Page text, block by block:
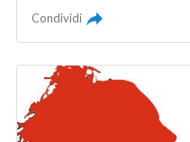
Condividi